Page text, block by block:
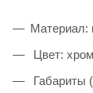
Материал:
Цвет:
Габариты